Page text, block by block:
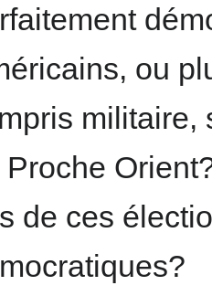
ou
militaire,
Proche
de ces